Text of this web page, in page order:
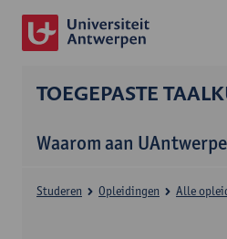
TOEGEPASTE
Waarom aan
Studeren Opleidingen Alle